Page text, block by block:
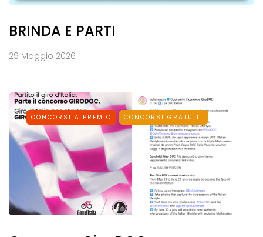
BRINDA E PARTI
29 Maggio 2026
CONCORSI A PREMIO CONCORSI GRATUITI